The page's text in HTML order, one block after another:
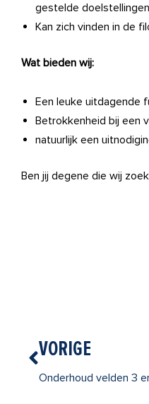
gestelde
Kan zich vinden in de
Wat bieden wij:
Een leuke uitdagende
Betrokkenheid bij een
natuurlijk een
Ben jij degene die wij
Vorige
VORIGE
Onderhoud velden 3